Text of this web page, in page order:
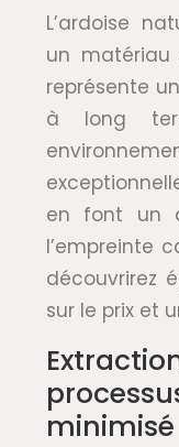
L’ardoise
un matériau
représente
à long
en font un
l’empreinte
découvrirez
sur le prix et
minimisé